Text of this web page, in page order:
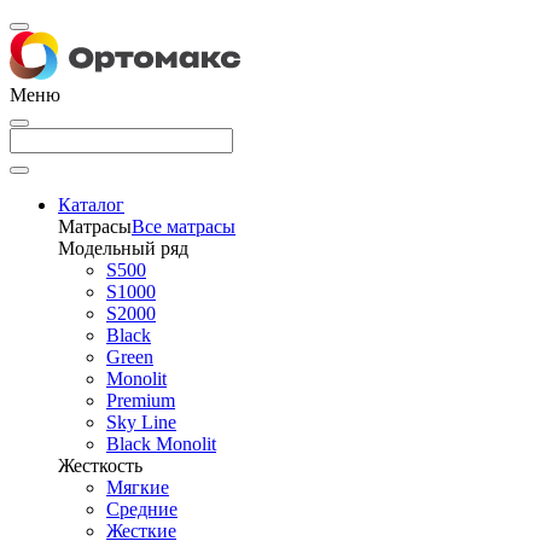
Меню
Каталог
МатрасыВсе матрасы
Модельный ряд
S500
S1000
S2000
Black
Green
Monolit
Premium
Sky Line
Black Monolit
Жесткость
Мягкие
Средние
Жесткие